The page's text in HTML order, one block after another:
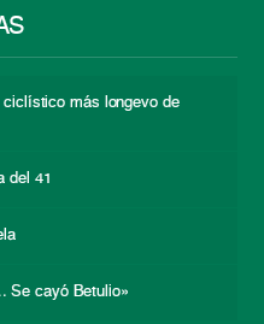
ciclístico más longevo de
del 41
Se cayó Betulio»